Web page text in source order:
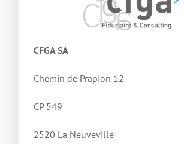
CFGA SA
Chemin de Prapion 12
CP 549
2520 La Neuveville